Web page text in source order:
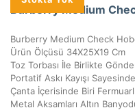
Burberry Medium
Burberry Medium Check
Ürün Ölçüsü 34X25X19 Cm
Toz Torbası İle Birlikte
Portatif Askı Kayışı
Metal Aksamları Altın